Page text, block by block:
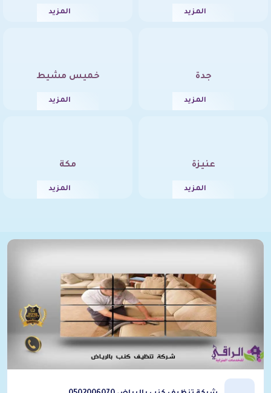
المزيد المزيد
جدة
المزيد
خميس مشيط
المزيد
عنيزة
المزيد
مكة
المزيد